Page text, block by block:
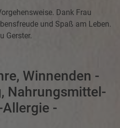
Dank Frau
und Spaß am Leben.
Gerster.
Winnenden -
Nahrungsmittel-
-